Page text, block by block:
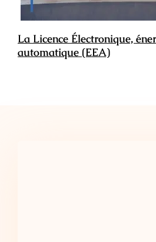
La Licence Électronique,
automatique (EEA)